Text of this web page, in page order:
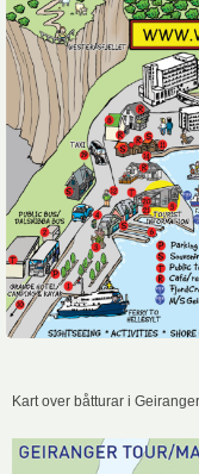
Kart over båtturar i Geiranger